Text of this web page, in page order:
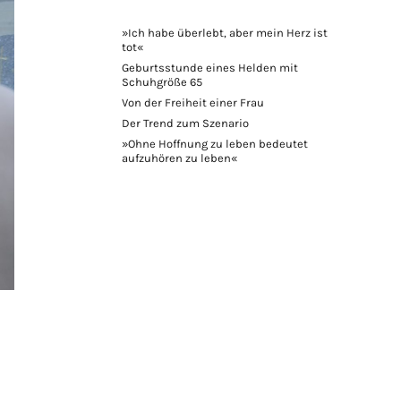
»Ich habe überlebt, aber mein Herz ist
tot«
Geburtsstunde eines Helden mit
Schuhgröße 65
Von der Freiheit einer Frau
Der Trend zum Szenario
»Ohne Hoffnung zu leben bedeutet
aufzuhören zu leben«